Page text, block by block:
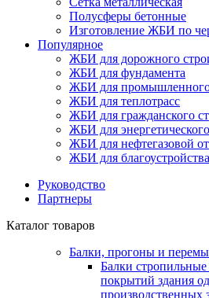
Полусферы бетонные
Изготовление ЖБИ по
Популярное
ЖБИ для дорожного
ЖБИ для фундамента
ЖБИ для промышленного
ЖБИ для теплотрасс
ЖБИ для гражданского
ЖБИ для энергетического
ЖБИ для нефтегазовой
ЖБИ для
Руководство
Партнеры
Каталог товаров
Балки, прогоны и
Балки
покрытий здания
производственных